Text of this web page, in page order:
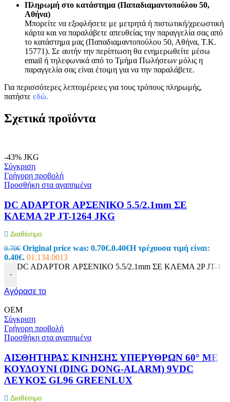
Πληρωμή στο κατάστημα (Παπαδιαμαντοπούλου 50,
Αθήνα)
Μπορείτε να εξοφλήσετε με μετρητά ή πιστωτική/χρεωστική
κάρτα και να παραλάβετε απευθείας την παραγγελία σας από
το κατάστημα μας (Παπαδιαμαντοπούλου 50, Αθήνα, Τ.Κ.
15771). Σε αυτήν την περίπτωση θα ενημερωθείτε μέσω
email ή τηλεφωνικά από το Τμήμα Πωλήσεων μόλις η
παραγγελία σας είναι έτοιμη για να την παραλάβετε.
Για περισσότερες λεπτομέρειες για τους τρόπους πληρωμής,
πατήστε εδώ.
Σχετικά προϊόντα
-43% JKG
Σύγκριση
Γρήγορη προβολή
Προσθήκη στα αγαπημένα
DC ADAPTOR ΑΡΣΕΝΙΚΟ 5.5/2.1mm ΣΕ
ΚΛΕΜΑ 2P JT-1264 JKG
Διαθέσιμο
0.70€ Original price was: 0.70€.0.40€Η τρέχουσα τιμή είναι:
0.40€. 01.134.0013
-
DC ADAPTOR ΑΡΣΕΝΙΚΟ 5.5/2.1mm ΣΕ ΚΛΕΜΑ 2P JT-
Αγόρασε το
OEM
Σύγκριση
Γρήγορη προβολή
Προσθήκη στα αγαπημένα
ΑΙΣΘΗΤΗΡΑΣ ΚΙΝΗΣΗΣ ΥΠΕΡΥΘΡΩΝ 60° ΜΕ
ΚΟΥΔΟΥΝΙ (DING DONG-ALARM) 9VDC
ΛΕΥΚΟΣ GL96 GREENLUX
Διαθέσιμο